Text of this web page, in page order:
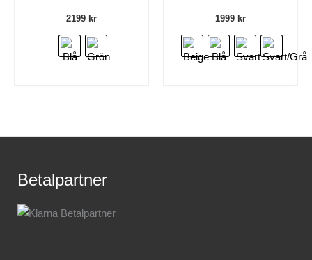
2199 kr 1999 kr
Betalpartner